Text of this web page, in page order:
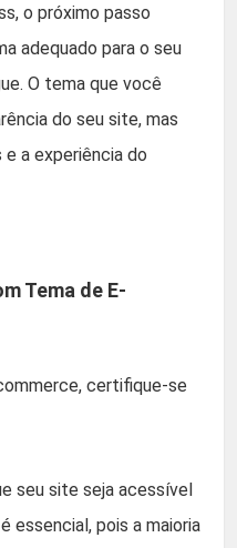
o próximo passo
adequado para o seu
O tema que você
do seu site, mas
a experiência do
Tema de E-
certifique-se
seu site seja acessível
essencial, pois a maioria